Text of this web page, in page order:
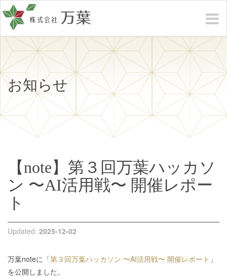
お知らせ
【note】第３回万葉ハッカソ
ン 〜AI活用戦〜 開催レポー
ト
Updated: 2025-12-02
万葉noteに「第３回万葉ハッカソン 〜AI活用戦〜 開催レポート 」
を公開しました。